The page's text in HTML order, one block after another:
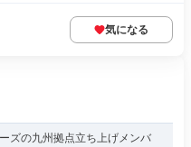
気になる
ズの九州拠点立ち上げメンバ